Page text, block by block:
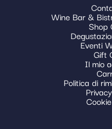
Wine Bar &
Shop
Eventi
Gift
Il mio
Politica di